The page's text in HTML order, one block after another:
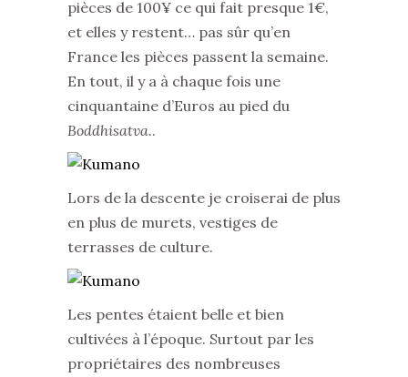
pièces de 100¥ ce qui fait presque 1€,
et elles y restent… pas sûr qu’en
France les pièces passent la semaine.
En tout, il y a à chaque fois une
cinquantaine d’Euros au pied du
Boddhisatva..
Lors de la descente je croiserai de plus
en plus de murets, vestiges de
terrasses de culture.
Les pentes étaient belle et bien
cultivées à l’époque. Surtout par les
propriétaires des nombreuses